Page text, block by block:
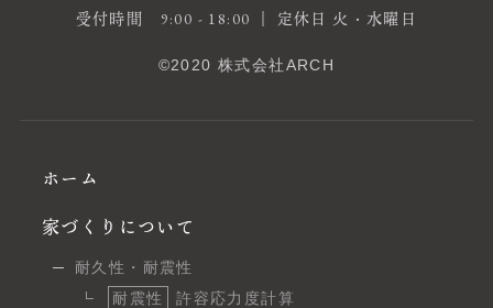
受付時間 9:00 - 18:00 ｜ 定休日 火・水曜日
©2020 株式会社ARCH
ホーム
家づくりについて
耐久性・耐震性
耐震性
許容応力度計算